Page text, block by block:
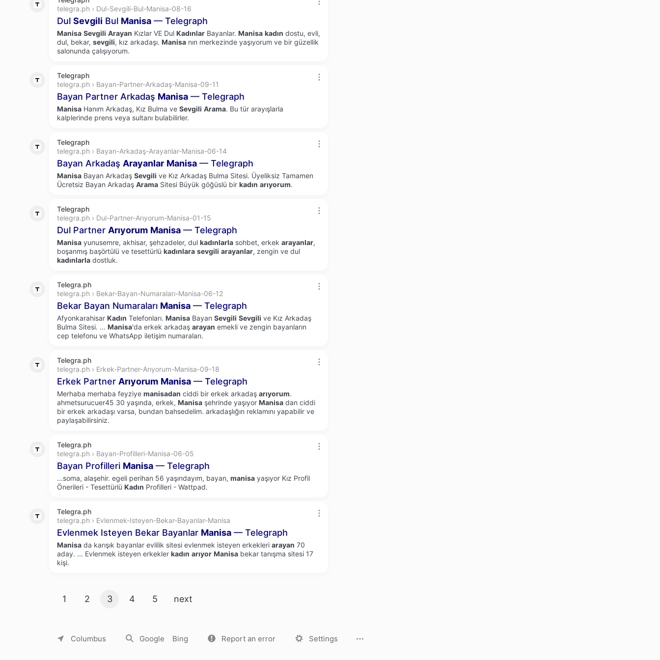
telegra.ph › Dul-Sevgili-Bul-Manisa-08-16
Dul Sevgili Bul Manisa — Telegraph
Manisa Sevgili Arayan Kızlar VE Dul Kadınlar Bayanlar. Manisa kadın dostu, evli,
dul, bekar, sevgili, kız arkadaşı. Manisa nın merkezinde yaşıyorum ve bir güzellik
salonunda çalışıyorum.
Telegraph
telegra.ph › Bayan-Partner-Arkadaş-Manisa-09-11
Bayan Partner Arkadaş Manisa — Telegraph
Manisa Hanım Arkadaş, Kız Bulma ve Sevgili Arama. Bu tür arayışlarla
kalplerinde prens veya sultanı bulabilirler.
Telegraph
telegra.ph › Bayan-Arkadaş-Arayanlar-Manisa-06-14
Bayan Arkadaş Arayanlar Manisa — Telegraph
Manisa Bayan Arkadaş Sevgili ve Kız Arkadaş Bulma Sitesi. Üyeliksiz Tamamen
Ücretsiz Bayan Arkadaş Arama Sitesi Büyük göğüslü bir kadın arıyorum.
Telegraph
telegra.ph › Dul-Partner-Arıyorum-Manisa-01-15
Dul Partner Arıyorum Manisa — Telegraph
Manisa yunusemre, akhisar, şehzadeler, dul kadınlarla sohbet, erkek arayanlar,
boşanmış başörtülü ve tesettürlü kadınlara sevgili arayanlar, zengin ve dul
kadınlarla dostluk.
Telegra.ph
telegra.ph › Bekar-Bayan-Numaraları-Manisa-06-12
Bekar Bayan Numaraları Manisa — Telegraph
Afyonkarahisar Kadın Telefonları. Manisa Bayan Sevgili Sevgili ve Kız Arkadaş
Bulma Sitesi. ... Manisa'da erkek arkadaş arayan emekli ve zengin bayanların
cep telefonu ve WhatsApp iletişim numaraları.
Telegra.ph
telegra.ph › Erkek-Partner-Arıyorum-Manisa-09-18
Erkek Partner Arıyorum Manisa — Telegraph
Merhaba merhaba feyziye manisadan ciddi bir erkek arkadaş arıyorum.
ahmetsurucuer45 30 yaşında, erkek, Manisa şehrinde yaşıyor Manisa dan ciddi
bir erkek arkadaşı varsa, bundan bahsedelim. arkadaşlığın reklamını yapabilir ve
paylaşabilirsiniz.
Telegra.ph
telegra.ph › Bayan-Profilleri-Manisa-06-05
Bayan Profilleri Manisa — Telegraph
...soma, alaşehir. egeli perihan 56 yaşındayım, bayan, manisa yaşıyor Kız Profil
Önerileri - Tesettürlü Kadın Profilleri - Wattpad.
Telegra.ph
telegra.ph › Evlenmek-Isteyen-Bekar-Bayanlar-Manisa
Evlenmek Isteyen Bekar Bayanlar Manisa — Telegraph
Manisa da karışık bayanlar evlilik sitesi evlenmek isteyen erkekleri arayan 70
aday. ... Evlenmek isteyen erkekler kadın arıyor Manisa bekar tanışma sitesi 17
kişi.
Search result pages
1 2 3 4 5 next
Columbus Google Bing Report an error Settings